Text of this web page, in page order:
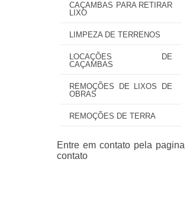
CAÇAMBAS PARA RETIRAR
LIXO
LIMPEZA DE TERRENOS
LOCAÇÕES DE
CAÇAMBAS
REMOÇÕES DE LIXOS DE
OBRAS
REMOÇÕES DE TERRA